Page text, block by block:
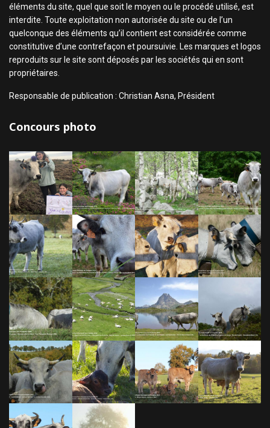
éléments du site, quel que soit le moyen ou le procédé utilisé, est
interdite. Toute exploitation non autorisée du site ou de l’un
quelconque des éléments qu’il contient est considérée comme
constitutive d’une contrefaçon et poursuivie. Les marques et logos
reproduits sur le site sont déposés par les sociétés qui en sont
propriétaires.
Responsable de publication : Christian Asna, Président
Concours photo